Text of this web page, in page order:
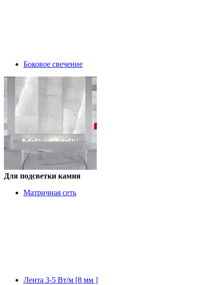
Боковое свечение
Для подсветки камня
Матричная сеть
Лента 3-5 Вт/м [8 мм ]